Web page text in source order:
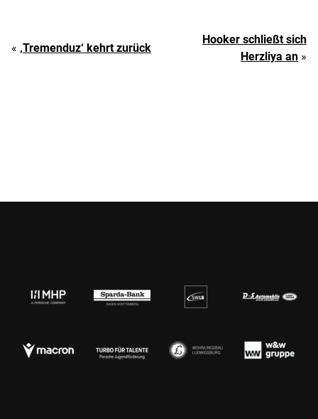
« ‚Tremenduz‘ kehrt zurück
Hooker schließt sich
Herzliya an »